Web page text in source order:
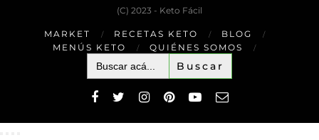
(C) 2023 - Keto Fácil
MARKET RECETAS KETO
BLOG
MENÚS KETO
QUIÉNES SOMOS
Buscar: